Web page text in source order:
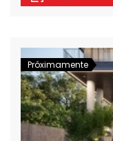
dormitorios. […]
Próximamente